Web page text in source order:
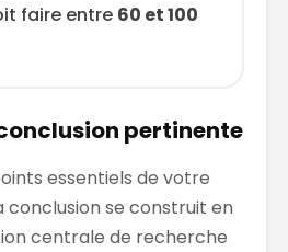
faire entre 60 et 100
pertinente
essentiels de votre
se construit en
centrale de recherche